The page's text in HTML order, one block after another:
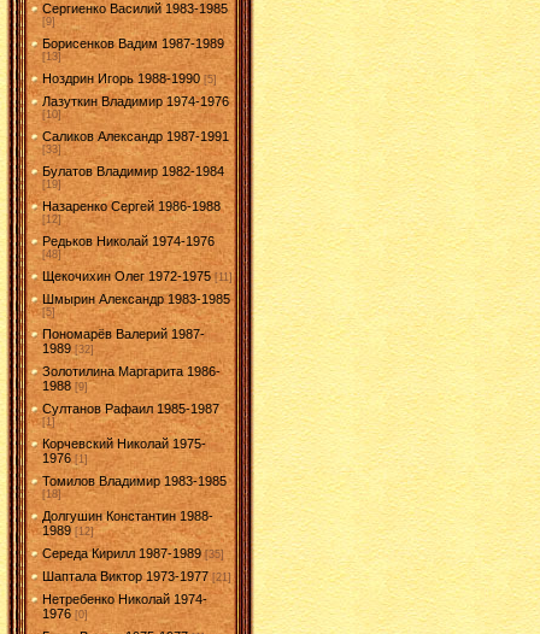
Сергиенко Василий 1983-1985
[9]
Борисенков Вадим 1987-1989
[13]
Ноздрин Игорь 1988-1990 [5]
Лазуткин Владимир 1974-1976
[10]
Саликов Александр 1987-1991
[33]
Булатов Владимир 1982-1984
[19]
Назаренко Сергей 1986-1988
[12]
Редьков Николай 1974-1976
[48]
Щекочихин Олег 1972-1975 [11]
Шмырин Александр 1983-1985
[5]
Пономарёв Валерий 1987-
1989 [32]
Золотилина Маргарита 1986-
1988 [9]
Султанов Рафаил 1985-1987
[1]
Корчевский Николай 1975-
1976 [1]
Томилов Владимир 1983-1985
[18]
Долгушин Константин 1988-
1989 [12]
Середа Кирилл 1987-1989 [35]
Шаптала Виктор 1973-1977 [21]
Нетребенко Николай 1974-
1976 [0]